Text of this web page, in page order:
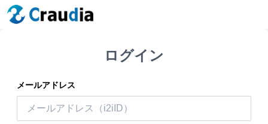
ログイン
メールアドレス